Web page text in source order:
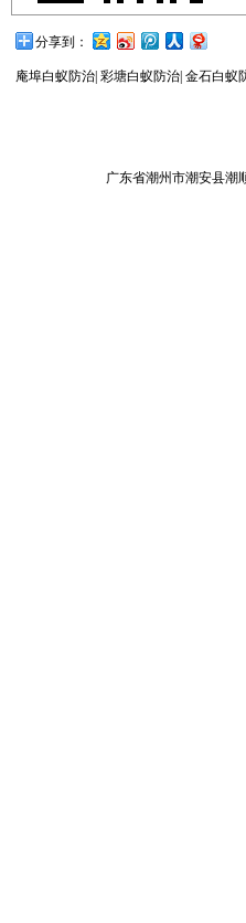
分享到：
庵埠白蚁防治| 彩塘白蚁防治| 金石白蚁
广东省潮州市潮安县潮